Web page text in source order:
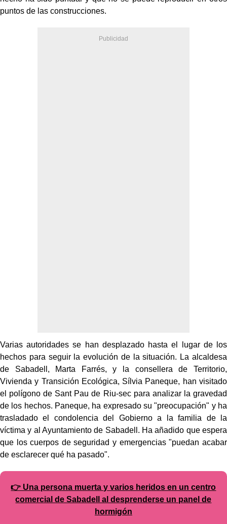
puntos de las construcciones.
Varias autoridades se han desplazado hasta el lugar de los
hechos para seguir la evolución de la situación. La alcaldesa
de Sabadell, Marta Farrés, y la consellera de Territorio,
Vivienda y Transición Ecológica, Sílvia Paneque, han visitado
el polígono de Sant Pau de Riu-sec para analizar la gravedad
de los hechos. Paneque, ha expresado su "preocupación" y ha
trasladado el condolencia del Gobierno a la familia de la
víctima y al Ayuntamiento de Sabadell. Ha añadido que espera
que los cuerpos de seguridad y emergencias "puedan acabar
de esclarecer qué ha pasado".
👉 Una persona muerta y varios heridos en un centro
comercial de Sabadell al desprenderse un panel de
hormigón